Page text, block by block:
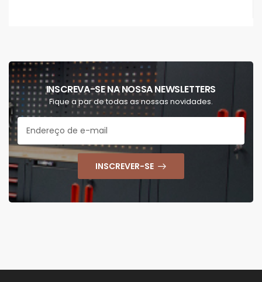
INSCREVA-SE NA NOSSA NEWSLETTERS
Fique a par de todas as nossas novidades.
INSCREVER-SE